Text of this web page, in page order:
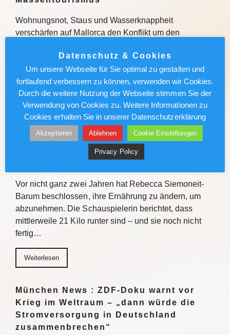
Wohnungsnot, Staus und Wasserknappheit
verschärfen auf Mallorca den Konflikt um den
warum viele Einheimische einen Kurswechsel fordern.
Quelle Wohnungsnot, Staus und Wasserknappheit
verschärfen auf Mallorca den…
Weiterlesen
München News : Rebecca Siemoneit-
Barum: „Lindenstraße“-Star hat 21 Kilo
Vor nicht ganz zwei Jahren hat Rebecca Siemoneit-
Barum beschlossen, ihre Ernährung zu ändern, um
abzunehmen. Die Schauspielerin berichtet, dass
mittlerweile 21 Kilo runter sind – und sie noch nicht
fertig…
Weiterlesen
München News : ZDF-Doku warnt vor
Krieg im Weltraum – „dann würde die
Stromversorgung in Deutschland
zusammenbrechen“
Datenschutz & Cookies
Um unsere Webseite für Sie optimal zu gestalten und
fortlaufend verbessern zu können, verwenden wir Cookies.
Durch die weitere Nutzung der Webseite stimmen Sie der
Verwendung von Cookies zu. Weitere Informationen zu
Cookies erhalten Sie in unserer Datenschutzerklärung
Akzeptieren Ablehnen Cookie Einstellungen
Privacy Policy